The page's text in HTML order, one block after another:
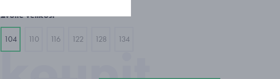
Zvolte velikost
104 110 116 122 128 134